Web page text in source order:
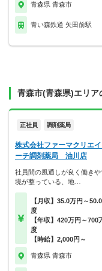
青森県 青森市
青い森鉄道 矢田前駅
青森市(青森県)エリア
正社員 調剤薬局
株式会社ファーマクリエ
ーチ調剤薬局 油川店
社員間の風通しが良く働き
境が整っている、地…
【月収】35.0万円～
度
【年収】420万円～700
度
【時給】2,000円～
青森県 青森市